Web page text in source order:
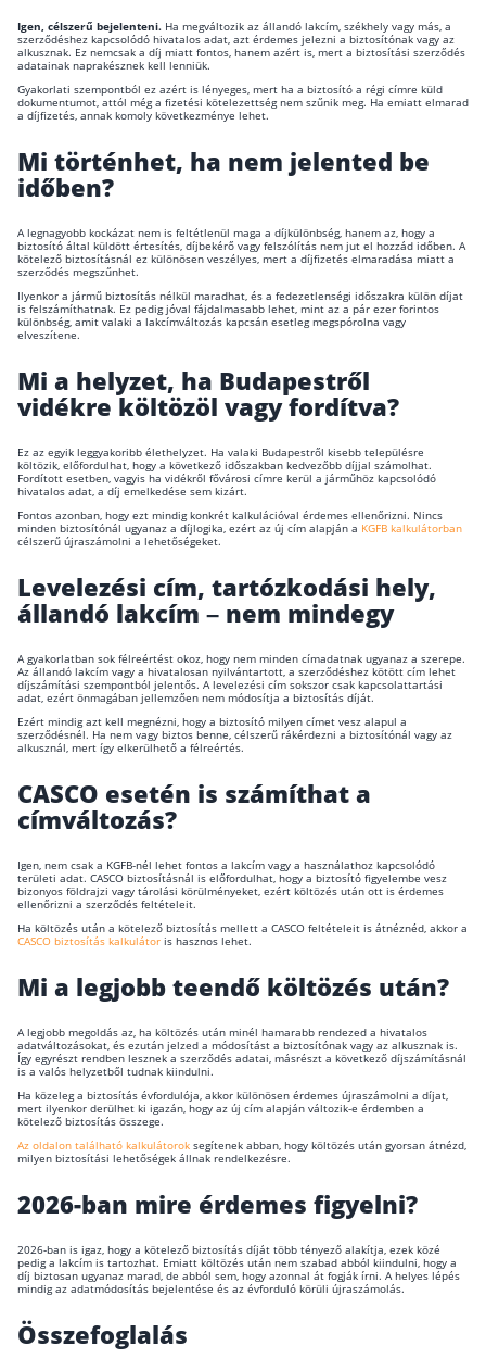
Igen, célszerű bejelenteni. Ha megváltozik az állandó lakcím, székhely vagy más, a
szerződéshez kapcsolódó hivatalos adat, azt érdemes jelezni a biztosítónak vagy az
alkusznak. Ez nemcsak a díj miatt fontos, hanem azért is, mert a biztosítási szerződés
adatainak naprakésznek kell lenniük.
Gyakorlati szempontból ez azért is lényeges, mert ha a biztosító a régi címre küld
dokumentumot, attól még a fizetési kötelezettség nem szűnik meg. Ha emiatt elmarad
a díjfizetés, annak komoly következménye lehet.
Mi történhet, ha nem jelented be
időben?
A legnagyobb kockázat nem is feltétlenül maga a díjkülönbség, hanem az, hogy a
biztosító által küldött értesítés, díjbekérő vagy felszólítás nem jut el hozzád időben. A
kötelező biztosításnál ez különösen veszélyes, mert a díjfizetés elmaradása miatt a
szerződés megszűnhet.
Ilyenkor a jármű biztosítás nélkül maradhat, és a fedezetlenségi időszakra külön díjat
is felszámíthatnak. Ez pedig jóval fájdalmasabb lehet, mint az a pár ezer forintos
különbség, amit valaki a lakcímváltozás kapcsán esetleg megspórolna vagy
elveszítene.
Mi a helyzet, ha Budapestről
vidékre költözöl vagy fordítva?
Ez az egyik leggyakoribb élethelyzet. Ha valaki Budapestről kisebb településre
költözik, előfordulhat, hogy a következő időszakban kedvezőbb díjjal számolhat.
Fordított esetben, vagyis ha vidékről fővárosi címre kerül a járműhöz kapcsolódó
hivatalos adat, a díj emelkedése sem kizárt.
Fontos azonban, hogy ezt mindig konkrét kalkulációval érdemes ellenőrizni. Nincs
minden biztosítónál ugyanaz a díjlogika, ezért az új cím alapján a KGFB kalkulátorban
célszerű újraszámolni a lehetőségeket.
Levelezési cím, tartózkodási hely,
állandó lakcím – nem mindegy
A gyakorlatban sok félreértést okoz, hogy nem minden címadatnak ugyanaz a szerepe.
Az állandó lakcím vagy a hivatalosan nyilvántartott, a szerződéshez kötött cím lehet
díjszámítási szempontból jelentős. A levelezési cím sokszor csak kapcsolattartási
adat, ezért önmagában jellemzően nem módosítja a biztosítás díját.
Ezért mindig azt kell megnézni, hogy a biztosító milyen címet vesz alapul a
szerződésnél. Ha nem vagy biztos benne, célszerű rákérdezni a biztosítónál vagy az
alkusznál, mert így elkerülhető a félreértés.
CASCO esetén is számíthat a
címváltozás?
Igen, nem csak a KGFB-nél lehet fontos a lakcím vagy a használathoz kapcsolódó
területi adat. CASCO biztosításnál is előfordulhat, hogy a biztosító figyelembe vesz
bizonyos földrajzi vagy tárolási körülményeket, ezért költözés után ott is érdemes
ellenőrizni a szerződés feltételeit.
Ha költözés után a kötelező biztosítás mellett a CASCO feltételeit is átnéznéd, akkor a
CASCO biztosítás kalkulátor is hasznos lehet.
Mi a legjobb teendő költözés után?
A legjobb megoldás az, ha költözés után minél hamarabb rendezed a hivatalos
adatváltozásokat, és ezután jelzed a módosítást a biztosítónak vagy az alkusznak is.
Így egyrészt rendben lesznek a szerződés adatai, másrészt a következő díjszámításnál
is a valós helyzetből tudnak kiindulni.
Ha közeleg a biztosítás évfordulója, akkor különösen érdemes újraszámolni a díjat,
mert ilyenkor derülhet ki igazán, hogy az új cím alapján változik-e érdemben a
kötelező biztosítás összege.
Az oldalon található kalkulátorok segítenek abban, hogy költözés után gyorsan átnézd,
milyen biztosítási lehetőségek állnak rendelkezésre.
2026-ban mire érdemes figyelni?
2026-ban is igaz, hogy a kötelező biztosítás díját több tényező alakítja, ezek közé
pedig a lakcím is tartozhat. Emiatt költözés után nem szabad abból kiindulni, hogy a
díj biztosan ugyanaz marad, de abból sem, hogy azonnal át fogják írni. A helyes lépés
mindig az adatmódosítás bejelentése és az évforduló körüli újraszámolás.
Összefoglalás